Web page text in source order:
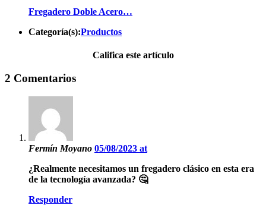
Fregadero Doble Acero…
Categoría(s):Productos
Califica este artículo
2 Comentarios
Fermín Moyano 05/08/2023 at
¿Realmente necesitamos un fregadero clásico en esta era
de la tecnología avanzada? 🤔
Responder